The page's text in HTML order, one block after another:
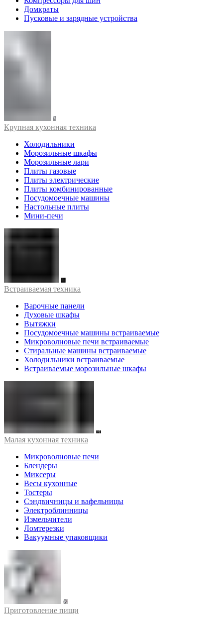
Домкраты
Пусковые и зарядные устройства
Крупная кухонная техника
Холодильники
Морозильные шкафы
Морозильные лари
Плиты газовые
Плиты электрические
Плиты комбинированные
Посудомоечные машины
Настольные плиты
Мини-печи
Встраиваемая техника
Варочные панели
Духовые шкафы
Вытяжки
Посудомоечные машины встраиваемые
Микроволновые печи встраиваемые
Стиральные машины встраиваемые
Холодильники встраиваемые
Встраиваемые морозильные шкафы
Малая кухонная техника
Микроволновые печи
Блендеры
Миксеры
Весы кухонные
Тостеры
Сэндвичницы и вафельницы
Электроблинницы
Измельчители
Ломтерезки
Вакуумные упаковщики
Приготовление пищи